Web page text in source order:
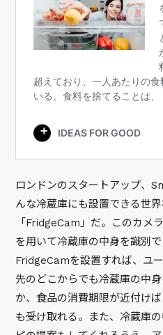
ロンドンのスタートアップ、
んな冷蔵庫にも設置できる世
「FridgeCam」だ。このカメ
を用いて冷蔵庫の中身を識別で
FridgeCamを設置すれば、ユ
先のどこからでも冷蔵庫の中
か、食品の消費期限が近付け
も受け取れる。また、冷蔵庫